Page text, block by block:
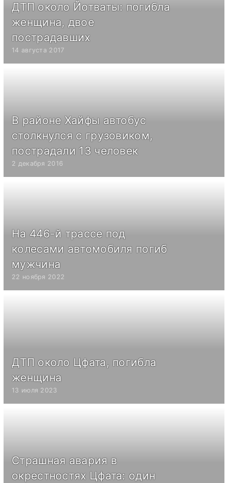
ДТП около Йотваты: погибла
женщина, двое
пострадавших
14 августа 2017
В районе Хайфы автобус
столкнулся с грузовиком,
пострадали 13 человек
2 декабря 2016
На 446-й трассе под
колесами автомобиля погиб
мужчина
22 ноября 2022
ДТП около Цфата, погибла
женщина
13 июля 2023
Страшная авария в
окрестностях Цфата: один